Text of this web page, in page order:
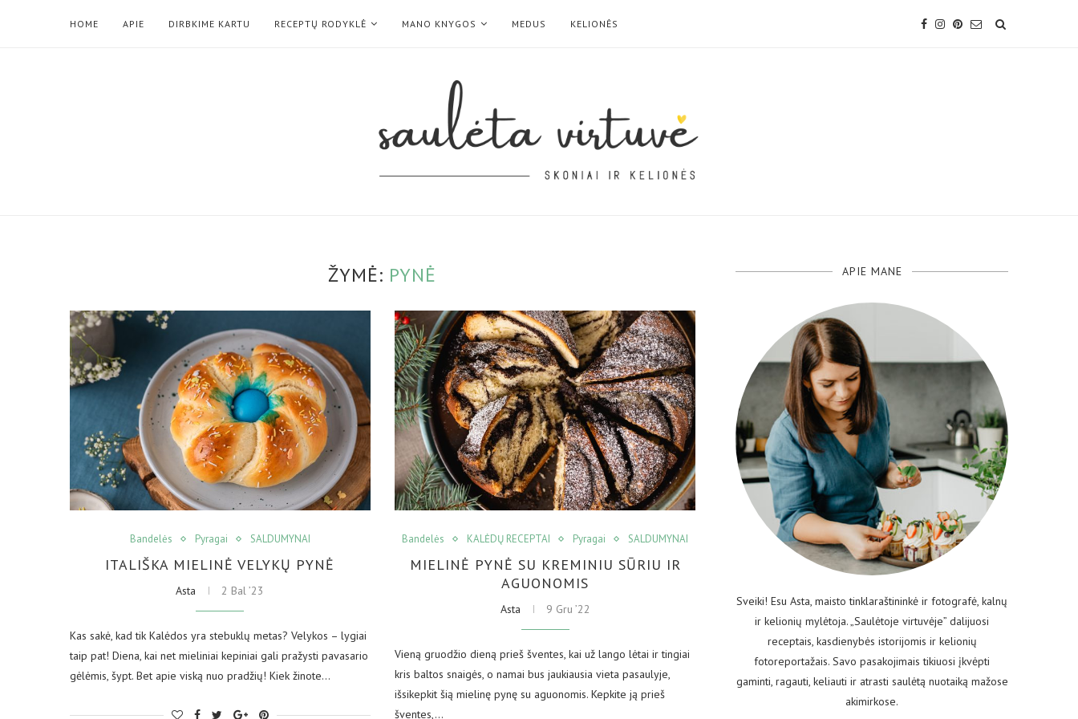
HOME APIE DIRBKIME KARTU RECEPTŲ RODYKLĖ MANO KNYGOS MEDUS KELIONĖS
ŽYMĖ: PYNĖ
Bandelės Pyragai SALDUMYNAI
ITALIŠKA MIELINĖ VELYKŲ PYNĖ
Asta 2 Bal ’23
Kas sakė, kad tik Kalėdos yra stebuklų metas? Velykos – lygiai
taip pat! Diena, kai net mieliniai kepiniai gali pražysti pavasario
gėlėmis, šypt. Bet apie viską nuo pradžių! Kiek žinote…
Bandelės KALĖDŲ RECEPTAI Pyragai SALDUMYNAI
MIELINĖ PYNĖ SU KREMINIU SŪRIU IR
AGUONOMIS
Asta 9 Gru ’22
Vieną gruodžio dieną prieš šventes, kai už lango lėtai ir tingiai
kris baltos snaigės, o namai bus jaukiausia vieta pasaulyje,
išsikepkit šią mielinę pynę su aguonomis. Kepkite ją prieš
šventes,…
APIE MANE
Sveiki! Esu Asta, maisto tinklaraštininkė ir fotografė, kalnų
ir kelionių mylėtoja. „Saulėtoje virtuvėje” dalijuosi
receptais, kasdienybės istorijomis ir kelionių
fotoreportažais. Savo pasakojimais tikiuosi įkvėpti
gaminti, ragauti, keliauti ir atrasti saulėtą nuotaiką mažose
akimirkose.